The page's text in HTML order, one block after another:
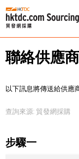
聯絡供應商
以下訊息將傳送給供應
查詢來源: 貿發網採購
步驟一